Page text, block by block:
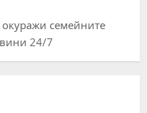
семейните
24/7